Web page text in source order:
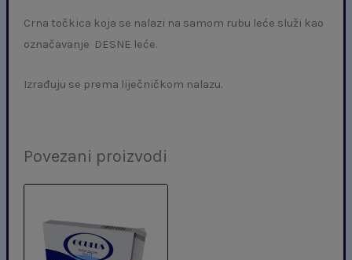
Crna točkica koja se nalazi na samom rubu leće služi kao
označavanje DESNE leće.
Izrađuju se prema liječničkom nalazu.
Povezani proizvodi